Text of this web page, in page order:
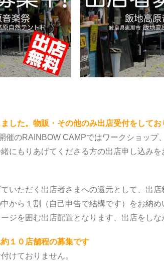
した。物販・その他のみ出店受付をしてお
催のRAINBOW CAMPではワークショップ
にもりあげてくださる方の出店申し込みを
いただく出店者さまへの還元として、出
から １ 割（自己申告で結構です）をお納
ジを囲む出店配置となります、出店をしな
１０店舗程の募集です
けておりません。